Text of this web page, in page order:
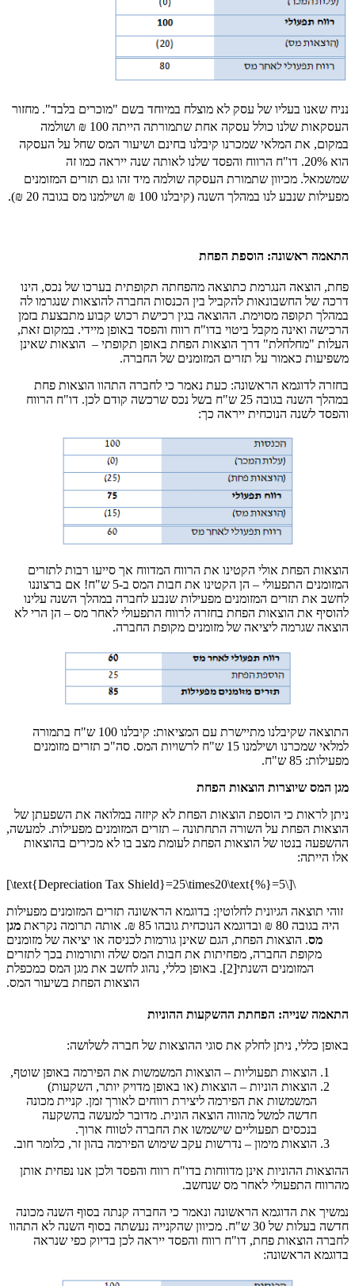
נניח שאנו בעליו של עסק לא מוצלח במיוחד בשם "מוכרים בלבד". מחזור
העסקאות שלנו כולל עסקה אחת שתמורתה הייתה 100 ₪ ושולמה
במקום, את המלאי שמכרנו קיבלנו בחינם ושיעור המס שחל על העסקה
הוא 20%. דו"ח הרווח והפסד שלנו לאותה שנה ייראה כמו זה
שמשמאל. מכיוון שתמורת העסקה שולמה מיד זהו גם תזרים המזומנים
מפעילות שנבע לנו במהלך השנה (קיבלנו 100 ₪ ושילמנו מס בגובה 20 ₪).
התאמה ראשונה: הוספת הפחת
פחת, הוצאה הנגרמת כתוצאה מהפחתה תקופתית בערכו של נכס, הינו
דרכה של החשבונאות להקביל בין הכנסות החברה להוצאות שנגרמו לה
במהלך תקופה מסוימת. ההוצאה בגין רכישת רכוש קבוע מתבצעת בזמן
הרכישה ואינה מקבל ביטוי בדו"ח רווח והפסד באופן מיידי. במקום זאת,
העלות "מחלחלת" דרך הוצאות הפחת באופן תקופתי – הוצאות שאינן
משפיעות כאמור על תזרים המזומנים של החברה.
בחזרה לדוגמא הראשונה: כעת נאמר כי לחברה התהוו הוצאות פחת
במהלך השנה בגובה 25 ש"ח בשל נכס שרכשה קודם לכן. דו"ח הרווח
והפסד לשנה הנוכחית ייראה כך:
הוצאות הפחת אולי הקטינו את הרווח המדווח אך סייעו רבות לתזרים
המזומנים התפעולי – הן הקטינו את חבות המס ב-5 ש"ח! אם ברצוננו
לחשב את תזרים המזומנים מפעילות שנבע לחברה במהלך השנה עלינו
להוסיף את הוצאות הפחת בחזרה לרווח התפעולי לאחר מס – הן הרי לא
הוצאה שגרמה ליציאה של מזומנים מקופת החברה.
התוצאה שקיבלנו מתיישרת עם המציאות: קיבלנו 100 ש"ח בתמורה
למלאי שמכרנו ושילמנו 15 ש"ח לרשויות המס. סה"כ תזרים מזומנים
מפעילות: 85 ש"ח.
מגן המס שיוצרות הוצאות הפחת
ניתן לראות כי הוספת הוצאות הפחת לא קיזזה במלואה את השפעתן של
הוצאות הפחת על השורה התחתונה – תזרים המזומנים מפעילות. למעשה,
ההשפעה בנטו של הוצאות הפחת לעומת מצב בו לא מכירים בהוצאות
אלו הייתה:
\[\text{Depreciation Tax Shield}=25\times20\text{%}=5\]
זוהי תוצאה הגיונית לחלוטין: בדוגמא הראשונה תזרים המזומנים מפעילות
היה בגובה 80 ₪ ובדוגמא הנוכחית גובהו 85 ₪. אותה תרומה נקראת
מגן
מס. הוצאות הפחת, הגם שאינן גורמות לכניסה או יציאה של מזומנים
מקופת החברה, מפחיתות את חבות המס שלה ותורמות בכך לתזרים
המזומנים השנתי[2]. באופן כללי, נהוג לחשב את מגן המס כמכפלת
הוצאות הפחת בשיעור המס.
התאמה שנייה: הפחתת ההשקעות ההוניות
באופן כללי, ניתן לחלק את סוגי ההוצאות של חברה לשלושה:
הוצאות תפעוליות – הוצאות המשמשות את הפירמה באופן שוטף,
הוצאות הוניות – הוצאות (או באופן מדויק יותר, השקעות)
המשמשות את הפירמה ליצירת רווחים לאורך זמן. קניית מכונה
חדשה למשל מהווה הוצאה הונית. מדובר למעשה בהשקעה
בנכסים תפעוליים שישמשו את החברה לטווח ארוך.
הוצאות מימון – נדרשות עקב שימוש הפירמה בהון זר, כלומר חוב.
ההוצאות ההוניות אינן מדווחות בדו"ח רווח והפסד ולכן אנו נפחית אותן
מהרווח התפעולי לאחר מס שנחשב.
נמשיך את הדוגמא הראשונה ונאמר כי החברה קנתה בסוף השנה מכונה
חדשה בעלות של 30 ש"ח. מכיוון שהקנייה נעשתה בסוף השנה לא התהוו
לחברה הוצאות פחת, דו"ח רווח והפסד ייראה לכן בדיוק כפי שנראה
בדוגמא הראשונה: